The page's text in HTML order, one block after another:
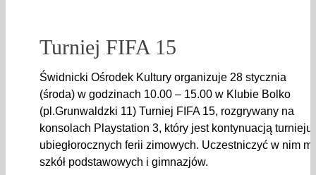
Turniej FIFA 15
Świdnicki Ośrodek Kultury organizuje 28 stycznia
(środa) w godzinach 10.00 – 15.00 w Klubie Bolko
(pl.Grunwaldzki 11) Turniej FIFA 15, rozgrywany na
konsolach Playstation 3, który jest kontynuacją turnieju
ubiegłorocznych ferii zimowych. Uczestniczyć w nim
szkół podstawowych i gimnazjów.